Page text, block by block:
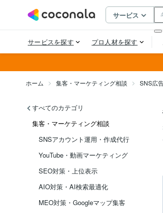
ホーム 集客・マーケティング相談 SNS広
すべてのカテゴリ
集客・マーケティング相談
SNSアカウント運用・作成代行
YouTube・動画マーケティング
SEO対策・上位表示
AIO対策・AI検索最適化
MEO対策・Googleマップ集客